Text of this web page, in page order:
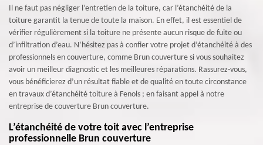
Il ne faut pas négliger l’entretien de la toiture, car l’étanchéité de la
toiture garantit la tenue de toute la maison. En effet, il est essentiel de
vérifier régulièrement si la toiture ne présente aucun risque de fuite ou
d’infiltration d’eau. N’hésitez pas à confier votre projet d’étanchéité à des
professionnels en couverture, comme Brun couverture si vous souhaitez
avoir un meilleur diagnostic et les meilleures réparations. Rassurez-vous,
vous bénéficierez d’un résultat fiable et de qualité en toute circonstance
en travaux d’étanchéité toiture à Fenols ; en faisant appel à notre
entreprise de couverture Brun couverture.
L’étanchéité de votre toit avec l’entreprise
professionnelle Brun couverture